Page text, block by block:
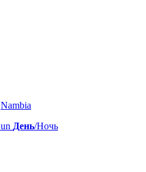
Nambia
День/Ночь